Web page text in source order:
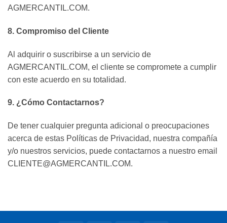
AGMERCANTIL.COM.
8. Compromiso del Cliente
Al adquirir o suscribirse a un servicio de
AGMERCANTIL.COM, el cliente se compromete a cumplir
con este acuerdo en su totalidad.
9. ¿Cómo Contactarnos?
De tener cualquier pregunta adicional o preocupaciones
acerca de estas Políticas de Privacidad, nuestra compañía
y/o nuestros servicios, puede contactarnos a nuestro email
CLIENTE@AGMERCANTIL.COM.